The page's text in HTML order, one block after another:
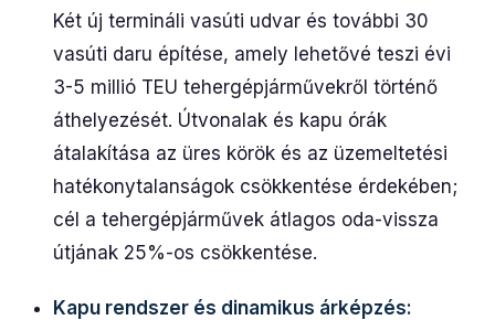
Két új termináli vasúti udvar és további 30
vasúti daru építése, amely lehetővé teszi évi
3-5 millió TEU tehergépjárművekről történő
áthelyezését. Útvonalak és kapu órák
átalakítása az üres körök és az üzemeltetési
hatékonytalanságok csökkentése érdekében;
cél a tehergépjárművek átlagos oda-vissza
útjának 25%-os csökkentése.
Kapu rendszer és dinamikus árképzés: